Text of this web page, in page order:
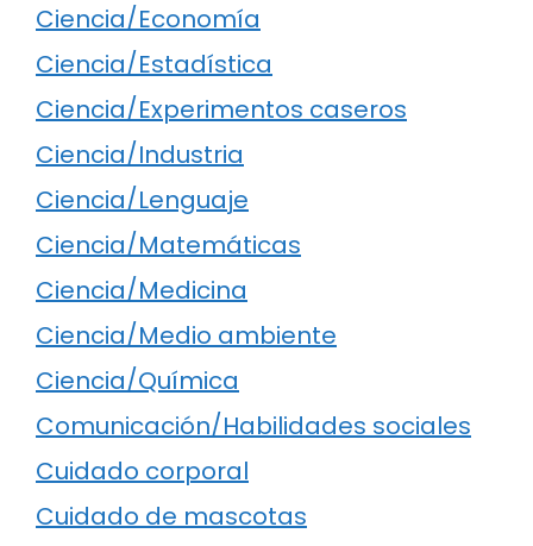
Ciencia/Economía
Ciencia/Estadística
Ciencia/Experimentos caseros
Ciencia/Industria
Ciencia/Lenguaje
Ciencia/Matemáticas
Ciencia/Medicina
Ciencia/Medio ambiente
Ciencia/Química
Comunicación/Habilidades sociales
Cuidado corporal
Cuidado de mascotas